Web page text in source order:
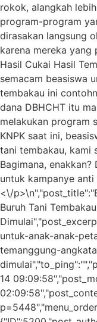
rokok, alangkah
program-program
dirasakan langsung
karena mereka yang
Hasil Cukai Hasil
semacam beasiswa
tembakau ini
dana DBHCHT itu
melakukan program
KNPK saat ini,
tani tembakau, kami
Bagimana,
untuk kampanye
<\/
Buruh Tani
untuk-anak-anak-
temanggung-
14